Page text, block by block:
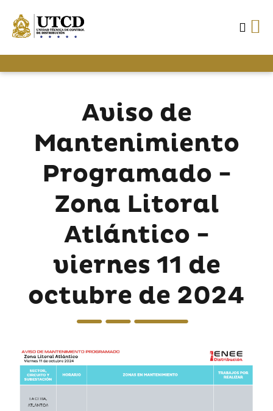
Aviso de
Mantenimiento
Programado -
Zona Litoral
Atlántico -
viernes 11 de
octubre de 2024